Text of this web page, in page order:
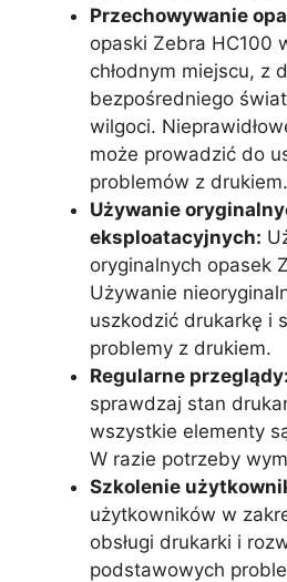
Przechowywanie
opaski Zebra HC100
chłodnym miejscu, z
bezpośredniego
wilgoci.
może prowadzić do
problemów z drukiem.
Używanie
eksploatacyjnych:
oryginalnych opasek
Używanie
uszkodzić drukarkę i
problemy z drukiem.
Regularne przeglądy:
sprawdzaj stan
wszystkie elementy
W razie potrzeby
Szkolenie
użytkowników w
obsługi drukarki i
podstawowych